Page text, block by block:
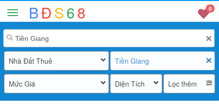
BĐS68 0
Nhà Đất Thuê Tiền Giang
Mức Giá Diện Tích Lọc thêm